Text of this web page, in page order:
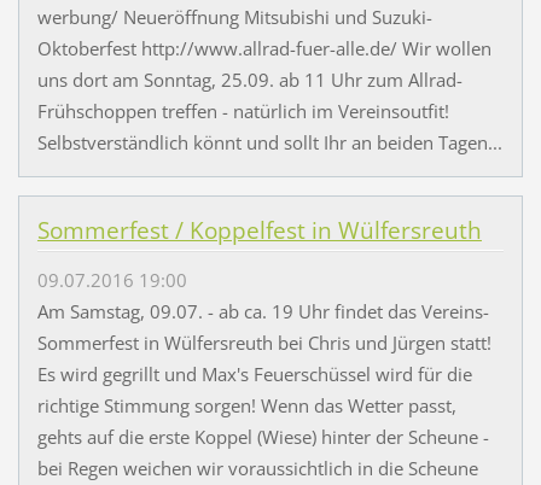
werbung/ Neueröffnung Mitsubishi und Suzuki-
Oktoberfest http://www.allrad-fuer-alle.de/ Wir wollen
uns dort am Sonntag, 25.09. ab 11 Uhr zum Allrad-
Frühschoppen treffen - natürlich im Vereinsoutfit!
Selbstverständlich könnt und sollt Ihr an beiden Tagen...
Sommerfest / Koppelfest in Wülfersreuth
09.07.2016 19:00
Am Samstag, 09.07. - ab ca. 19 Uhr findet das Vereins-
Sommerfest in Wülfersreuth bei Chris und Jürgen statt!
Es wird gegrillt und Max's Feuerschüssel wird für die
richtige Stimmung sorgen! Wenn das Wetter passt,
gehts auf die erste Koppel (Wiese) hinter der Scheune -
bei Regen weichen wir voraussichtlich in die Scheune